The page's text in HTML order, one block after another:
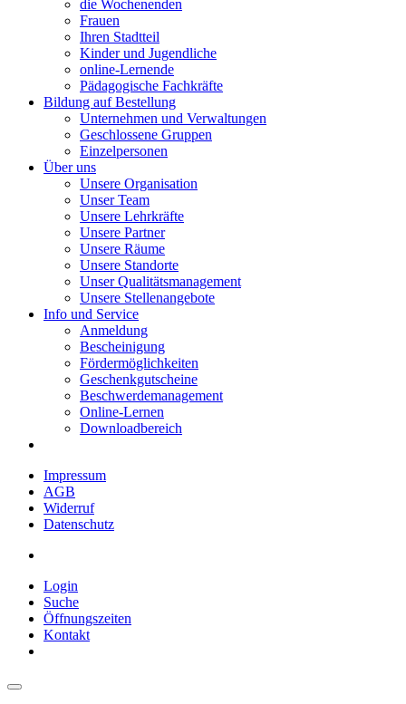
die Wochenenden
Frauen
Ihren Stadtteil
Kinder und Jugendliche
online-Lernende
Pädagogische Fachkräfte
Bildung auf Bestellung
Unternehmen und Verwaltungen
Geschlossene Gruppen
Einzelpersonen
Über uns
Unsere Organisation
Unser Team
Unsere Lehrkräfte
Unsere Partner
Unsere Räume
Unsere Standorte
Unser Qualitätsmanagement
Unsere Stellenangebote
Info und Service
Anmeldung
Bescheinigung
Fördermöglichkeiten
Geschenkgutscheine
Beschwerdemanagement
Online-Lernen
Downloadbereich
Impressum
AGB
Widerruf
Datenschutz
Login
Suche
Öffnungszeiten
Kontakt